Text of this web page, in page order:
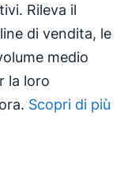
Rileva il
di vendita, le
medio
la loro
Scopri di più